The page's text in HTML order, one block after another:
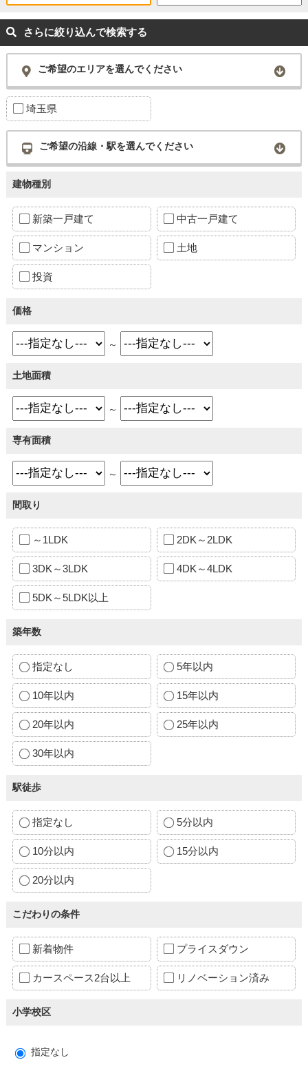
さらに絞り込んで検索する
ご希望のエリアを選んでください
埼玉県
ご希望の沿線・駅を選んでください
建物種別
新築一戸建て 中古一戸建て
マンション 土地
投資
価格
～
土地面積
～
専有面積
～
間取り
～1LDK 2DK～2LDK
3DK～3LDK 4DK～4LDK
5DK～5LDK以上
築年数
指定なし 5年以内
10年以内 15年以内
20年以内 25年以内
30年以内
駅徒歩
指定なし 5分以内
10分以内 15分以内
20分以内
こだわりの条件
新着物件 プライスダウン
カースペース2台以上 リノベーション済み
小学校区
指定なし